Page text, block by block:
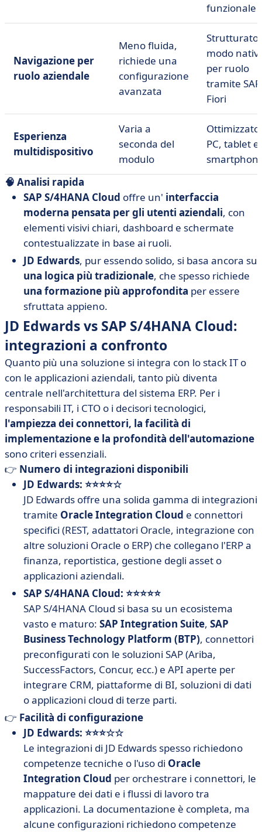
funzionale
Navigazione per
ruolo aziendale
Meno fluida,
richiede una
configurazione
avanzata
Strutturato
modo
per ruolo
tramite SAP
Fiori
Esperienza
multidispositivo
Varia a
seconda del
modulo
PC, tablet e
🧠 Analisi rapida
SAP S/4HANA Cloud offre un' interfaccia
moderna pensata per gli utenti aziendali, con
elementi visivi chiari, dashboard e schermate
contestualizzate in base ai ruoli.
JD Edwards, pur essendo solido, si basa ancora su
una logica più tradizionale, che spesso richiede
una formazione più approfondita per essere
sfruttata appieno.
JD Edwards vs SAP S/4HANA Cloud:
integrazioni a confronto
Quanto più una soluzione si integra con lo stack IT o
con le applicazioni aziendali, tanto più diventa
centrale nell'architettura del sistema ERP. Per i
responsabili IT, i CTO o i decisori tecnologici,
l'ampiezza dei connettori, la facilità di
implementazione e la profondità dell'automazione
sono criteri essenziali.
👉 Numero di integrazioni disponibili
JD Edwards: ⭐⭐⭐⭐☆
JD Edwards offre una solida gamma di integrazioni
tramite Oracle Integration Cloud e connettori
specifici (REST, adattatori Oracle, integrazione con
altre soluzioni Oracle o ERP) che collegano l'ERP a
finanza, reportistica, gestione degli asset o
applicazioni aziendali.
SAP S/4HANA Cloud: ⭐⭐⭐⭐⭐
SAP S/4HANA Cloud si basa su un ecosistema
vasto e maturo: SAP Integration Suite, SAP
Business Technology Platform (BTP), connettori
preconfigurati con le soluzioni SAP (Ariba,
SuccessFactors, Concur, ecc.) e API aperte per
integrare CRM, piattaforme di BI, soluzioni di dati
o applicazioni cloud di terze parti.
👉 Facilità di configurazione
JD Edwards: ⭐⭐⭐☆☆
Le integrazioni di JD Edwards spesso richiedono
competenze tecniche o l'uso di Oracle
Integration Cloud per orchestrare i connettori, le
mappature dei dati e i flussi di lavoro tra
applicazioni. La documentazione è completa, ma
alcune configurazioni richiedono competenze